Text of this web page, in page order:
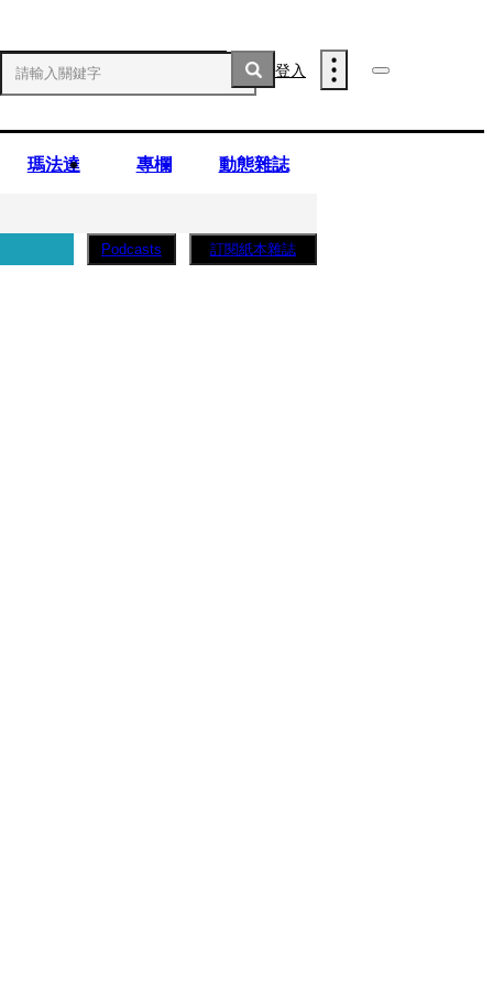
登入
瑪法達 專欄 動態雜誌
Podcasts 訂閱紙本雜誌